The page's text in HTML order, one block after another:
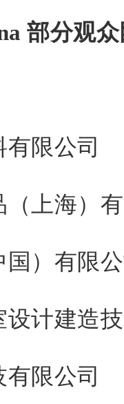
部分观
限公司
上海）有
）有限
计建造技
限公司